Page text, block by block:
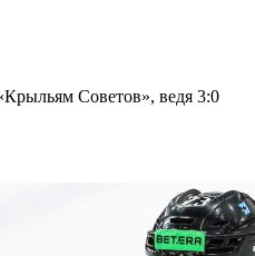
Советов», ведя 3:0